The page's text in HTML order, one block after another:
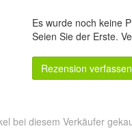
Es wurde noch keine
Seien Sie der Erste.
Rezension verfassen
bei diesem Verkäufer